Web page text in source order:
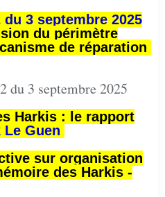
du 3 septembre 2025
du périmètre
de réparation
du 3 septembre 2025
Harkis : le rapport
Le Guen
sur organisation
des Harkis -